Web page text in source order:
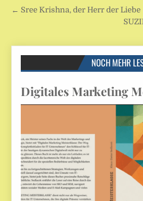
← Sree Krishna, der Herr der Liebe
NOCH MEHR
Digitales Marketing